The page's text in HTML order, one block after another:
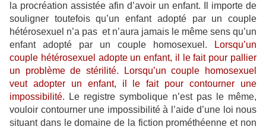
la procréation assistée afin d’avoir un enfant. Il importe de
souligner toutefois qu’un enfant adopté par un couple
hétérosexuel n’a pas et n’aura jamais le même sens qu’un
enfant adopté par un couple homosexuel.
Lorsqu’un
couple hétérosexuel adopte un enfant, il le fait pour pallier
un problème de stérilité. Lorsqu’un couple homosexuel
veut adopter un enfant, il le fait pour contourner une
impossibilité. Le registre symbolique n’est pas le même,
vouloir contourner une impossibilité à l’aide d’une loi nous
situant dans le domaine de la fiction prométhéenne et non